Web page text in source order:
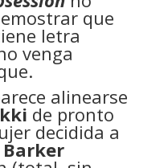
que
letra
venga
alinearse
de pronto
decidida a
Barker